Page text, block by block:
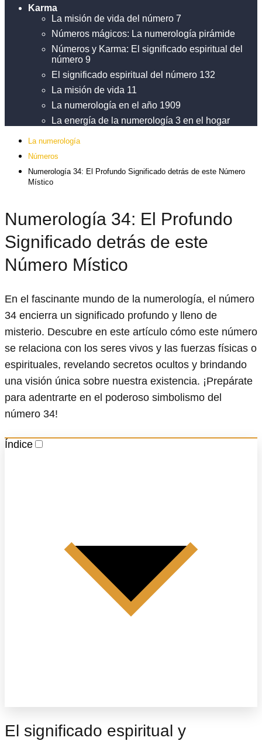
Karma
La misión de vida del número 7
Números mágicos: La numerología pirámide
Números y Karma: El significado espiritual del
número 9
El significado espiritual del número 132
La misión de vida 11
La numerología en el año 1909
La energía de la numerología 3 en el hogar
La numerología
Números
Numerología 34: El Profundo Significado detrás de este Número
Místico
Numerología 34: El Profundo
Significado detrás de este
Número Místico
En el fascinante mundo de la numerología, el número
34 encierra un significado profundo y lleno de
misterio. Descubre en este artículo cómo este número
se relaciona con los seres vivos y las fuerzas físicas o
espirituales, revelando secretos ocultos y brindando
una visión única sobre nuestra existencia. ¡Prepárate
para adentrarte en el poderoso simbolismo del
número 34!
Índice
El significado espiritual y